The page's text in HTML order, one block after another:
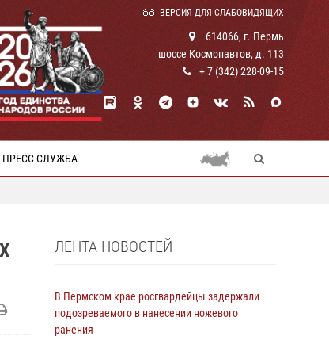
ВЕРСИЯ ДЛЯ СЛАБОВИДЯЩИХ
614066, г. Пермь
шоссе Космонавтов, д. 113
+ 7 (342) 228-09-15
ПРЕСС-СЛУЖБА
ЛЕНТА НОВОСТЕЙ
В Пермском крае росгвардейцы задержали
подозреваемого в нанесении ножевого
ранения